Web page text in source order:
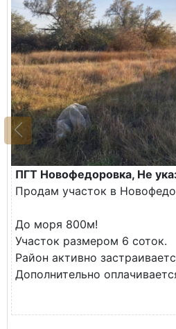
ПГТ Новофедоровка, Не
Продам участок в
До моря 800м!
Участок размером 6 соток.
Район активно
Дополнительно